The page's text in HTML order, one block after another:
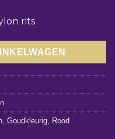
rits
Goudkleurig Rood